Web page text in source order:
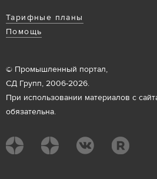
Тарифные планы
Помощь
© Промышленный портал,
СД Групп, 2006-2026.
При использовании материалов с
обязательна.